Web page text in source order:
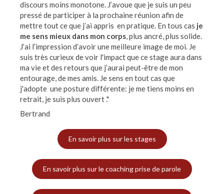
discours moins monotone. J’avoue que je suis un peu
pressé de participer à la prochaine réunion afin de
mettre tout ce que j’ai appris en pratique. En tous cas je
me sens mieux dans mon corps, plus ancré, plus solide.
J’ai l’impression d’avoir une meilleure image de moi. Je
suis très curieux de voir l'impact que ce stage aura dans
ma vie et des retours que j’aurai peut-être de mon
entourage, de mes amis. Je sens en tout cas que
j'adopte une posture différente: je me tiens moins en
retrait, je suis plus ouvert ."
Bertrand
En savoir plus sur les stages
En savoir plus sur le coaching prise de parole